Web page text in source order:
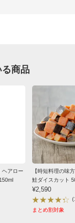
／カプリン酸）
ロース、アラント
エキス、クロレラ
グルタミン酸、ア
ン、ベタイン、Ｐ
リコール、ココ
エタノール、メ
っております
して、とても気
思いました。毎
す。わたくしは疲
してます。簡単で
商品
ヘアロー
【時短料理の味
鮭ダイスカット
¥2,590
まとめ割対象